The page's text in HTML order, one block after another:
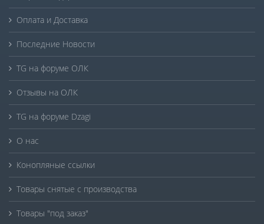
Оплата и Доставка
Последние Новости
TG на форуме ОЛК
Отзывы на ОЛК
TG на форуме Dzagi
О нас
Конопляные ссылки
Товары снятые с производства
Товары "под заказ"